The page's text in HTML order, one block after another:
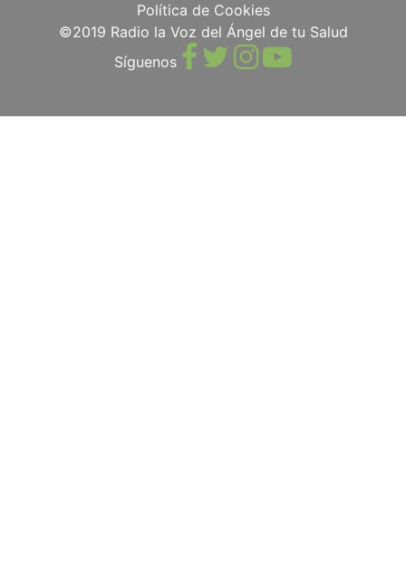
Política de Cookies
©2019 Radio la Voz del Ángel de tu Salud
Síguenos